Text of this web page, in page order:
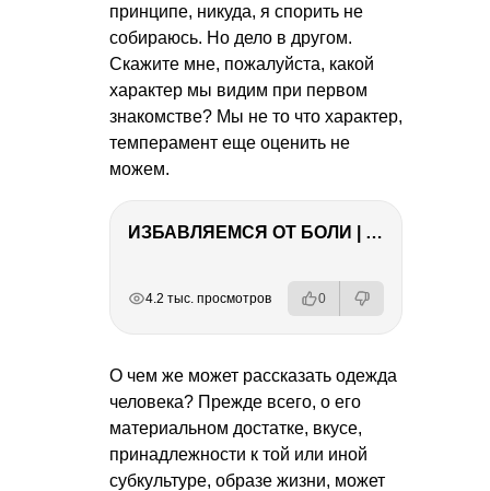
принципе, никуда, я спорить не
собираюсь. Но дело в другом.
Скажите мне, пожалуйста, какой
характер мы видим при первом
знакомстве? Мы не то что характер,
темперамент еще оценить не
можем.
ИЗБАВЛЯЕМСЯ ОТ БОЛИ | Важность режима и питания
4.2 тыс. просмотров 0
О чем же может рассказать одежда
человека? Прежде всего, о его
материальном достатке, вкусе,
принадлежности к той или иной
субкультуре, образе жизни, может